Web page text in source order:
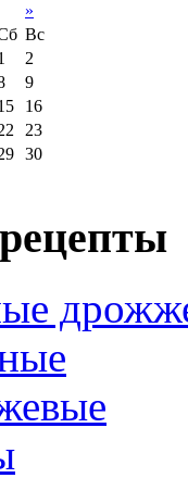
»
Вс
2
9
16
23
30